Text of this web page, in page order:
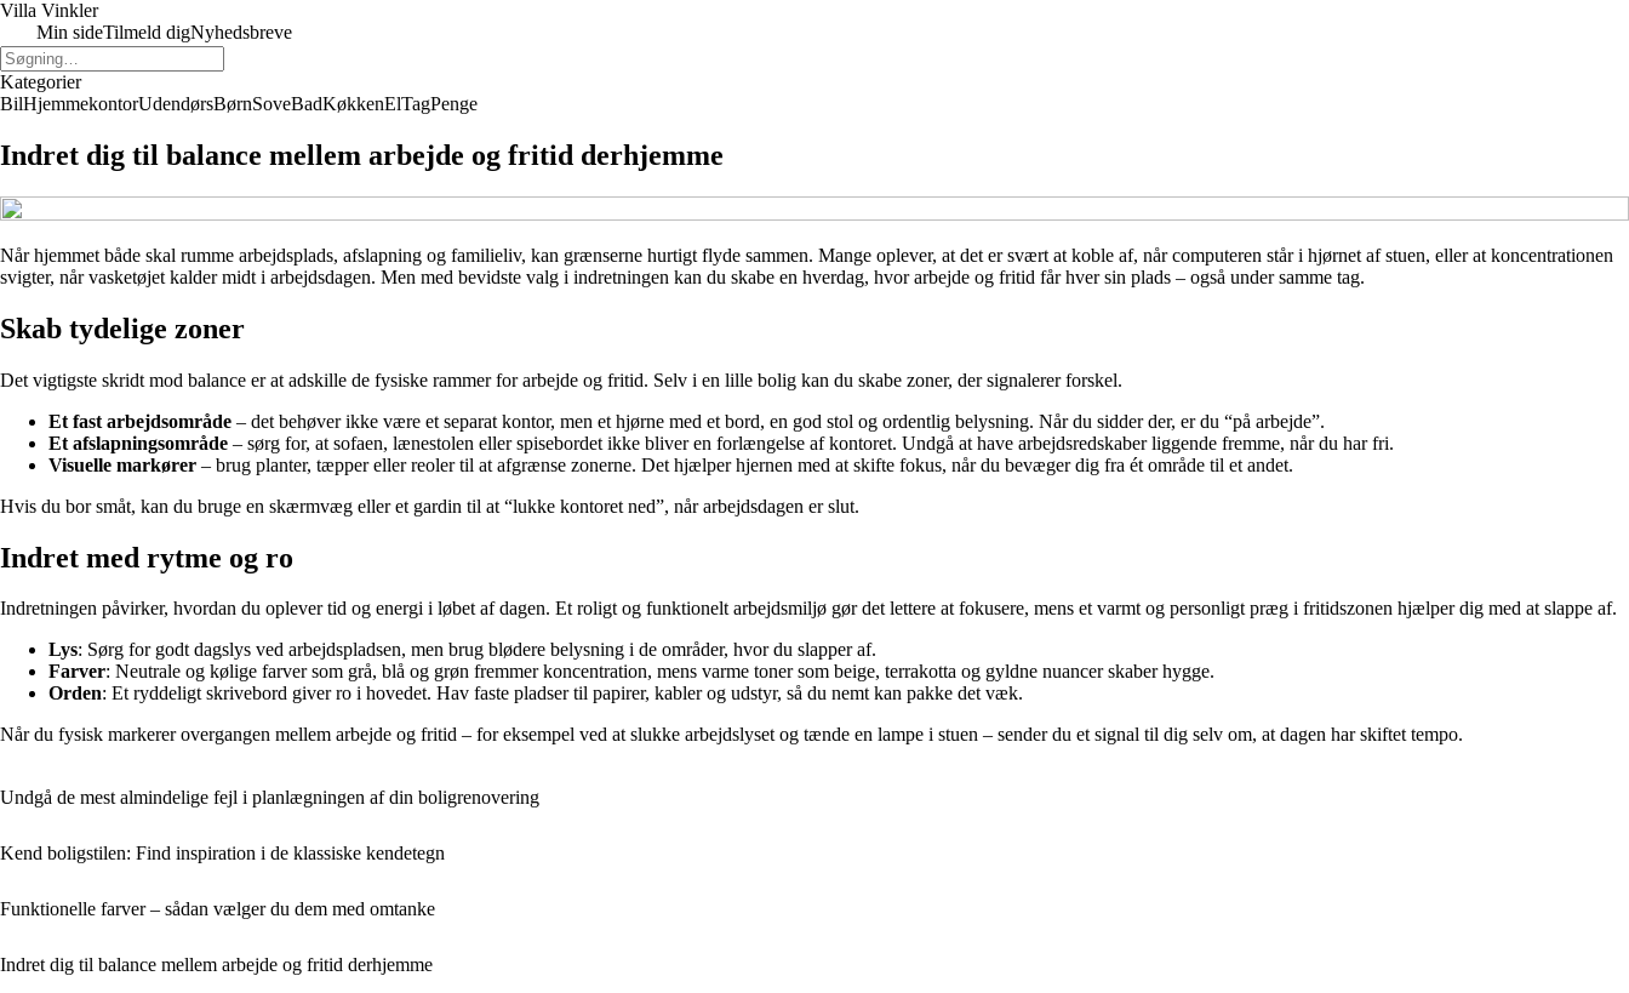
Villa Vinkler
Min sideTilmeld digNyhedsbreve
Kategorier
BilHjemmekontorUdendørsBørnSoveBadKøkkenElTagPenge
Indret dig til balance mellem arbejde og fritid derhjemme
Når hjemmet både skal rumme arbejdsplads, afslapning og familieliv, kan grænserne hurtigt flyde sammen. Mange oplever, at det er svært at koble af, når computeren står i hjørnet af stuen, eller at koncentrationen
svigter, når vasketøjet kalder midt i arbejdsdagen. Men med bevidste valg i indretningen kan du skabe en hverdag, hvor arbejde og fritid får hver sin plads – også under samme tag.
Skab tydelige zoner
Det vigtigste skridt mod balance er at adskille de fysiske rammer for arbejde og fritid. Selv i en lille bolig kan du skabe zoner, der signalerer forskel.
Et fast arbejdsområde – det behøver ikke være et separat kontor, men et hjørne med et bord, en god stol og ordentlig belysning. Når du sidder der, er du “på arbejde”.
Et afslapningsområde – sørg for, at sofaen, lænestolen eller spisebordet ikke bliver en forlængelse af kontoret. Undgå at have arbejdsredskaber liggende fremme, når du har fri.
Visuelle markører – brug planter, tæpper eller reoler til at afgrænse zonerne. Det hjælper hjernen med at skifte fokus, når du bevæger dig fra ét område til et andet.
Hvis du bor småt, kan du bruge en skærmvæg eller et gardin til at “lukke kontoret ned”, når arbejdsdagen er slut.
Indret med rytme og ro
Indretningen påvirker, hvordan du oplever tid og energi i løbet af dagen. Et roligt og funktionelt arbejdsmiljø gør det lettere at fokusere, mens et varmt og personligt præg i fritidszonen hjælper dig med at slappe af.
Lys: Sørg for godt dagslys ved arbejdspladsen, men brug blødere belysning i de områder, hvor du slapper af.
Farver: Neutrale og kølige farver som grå, blå og grøn fremmer koncentration, mens varme toner som beige, terrakotta og gyldne nuancer skaber hygge.
Orden: Et ryddeligt skrivebord giver ro i hovedet. Hav faste pladser til papirer, kabler og udstyr, så du nemt kan pakke det væk.
Når du fysisk markerer overgangen mellem arbejde og fritid – for eksempel ved at slukke arbejdslyset og tænde en lampe i stuen – sender du et signal til dig selv om, at dagen har skiftet tempo.
Undgå de mest almindelige fejl i planlægningen af din boligrenovering
Kend boligstilen: Find inspiration i de klassiske kendetegn
Funktionelle farver – sådan vælger du dem med omtanke
Indret dig til balance mellem arbejde og fritid derhjemme